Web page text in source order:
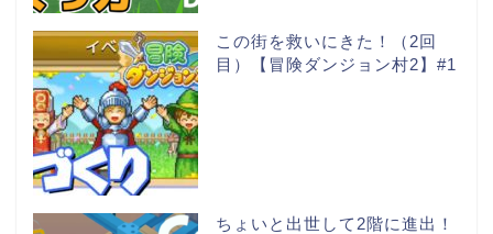
この街を救いにきた！（2回
目）【冒険ダンジョン村2】#1
ちょいと出世して2階に進出！